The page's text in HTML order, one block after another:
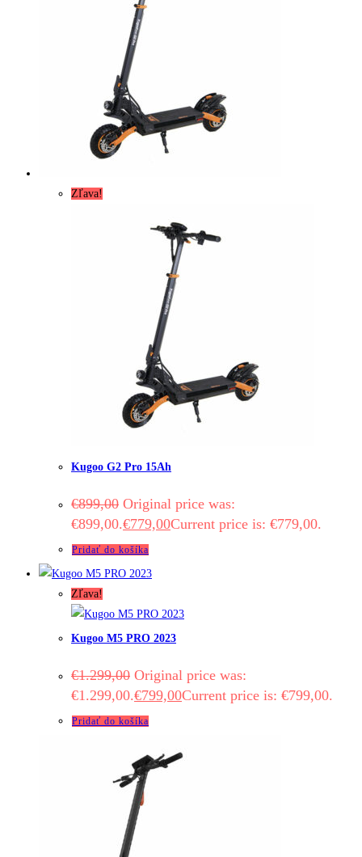
Zľava!
Kugoo G2 Pro 15Ah
€899,00 Original price was:
€899,00.€779,00Current price is: €779,00.
Pridať do košíka
Zľava!
Kugoo M5 PRO 2023
€1.299,00 Original price was:
€1.299,00.€799,00Current price is: €799,00.
Pridať do košíka